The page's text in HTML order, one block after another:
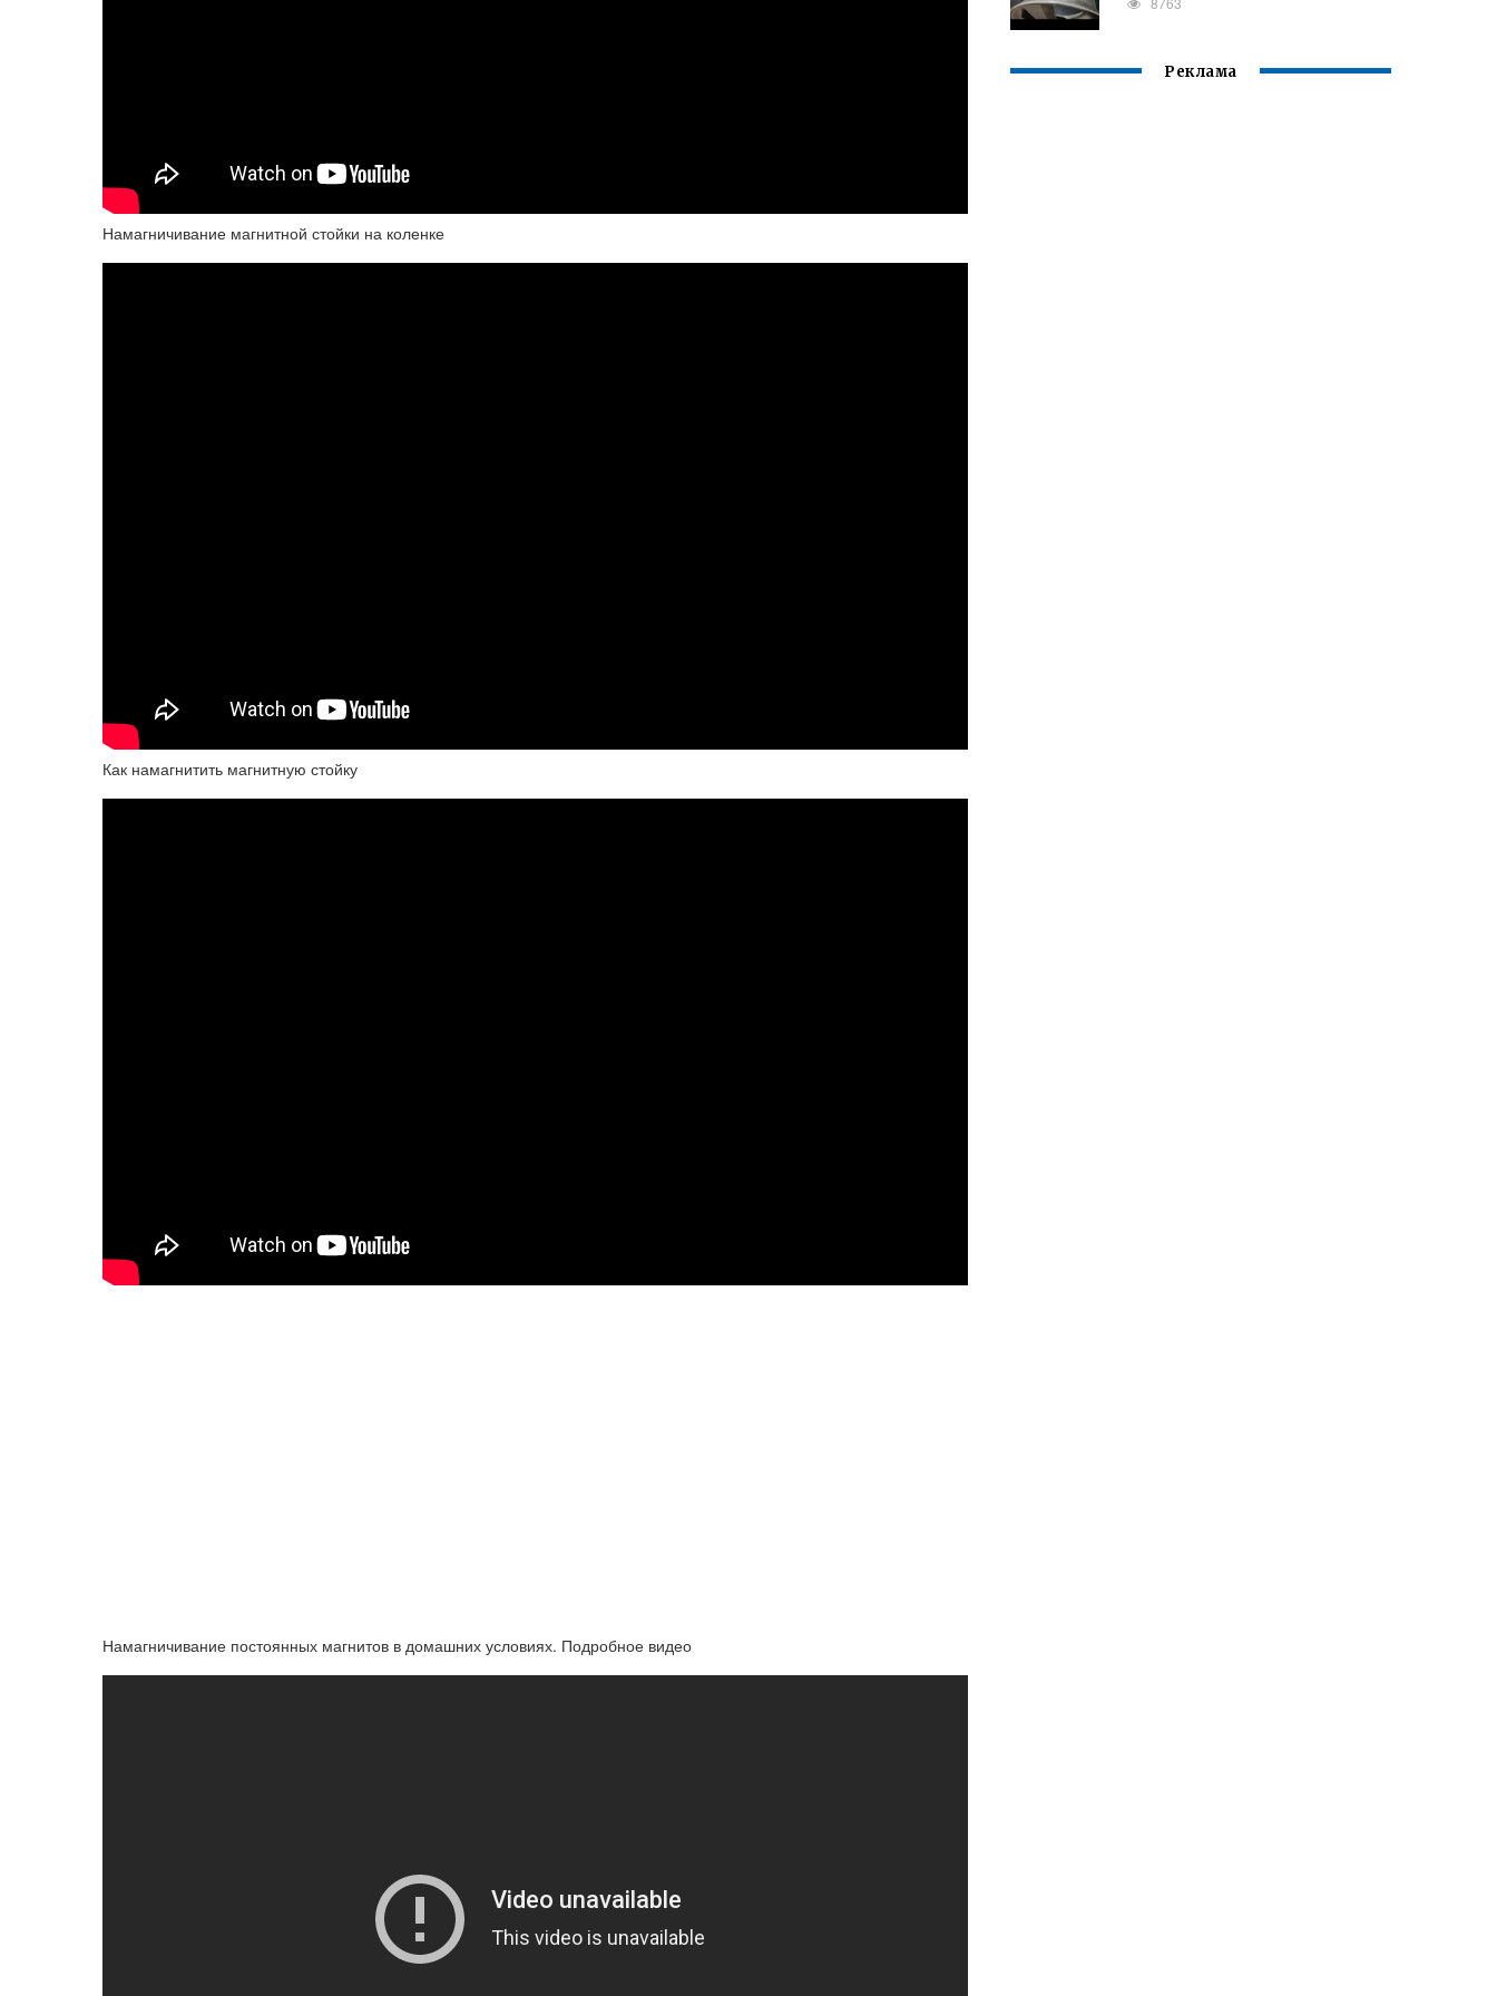
Намагничивание магнитной стойки на коленке
Как намагнитить магнитную стойку
Намагничивание постоянных магнитов в домашних условиях. Подробное видео
Реклама